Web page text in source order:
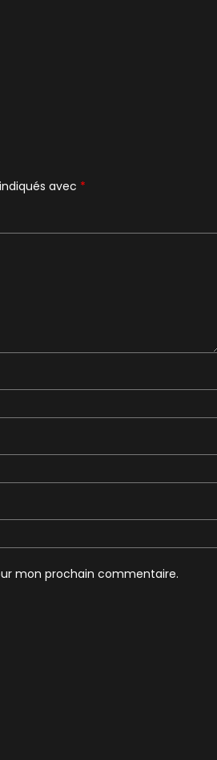
avec *
mon prochain commentaire.